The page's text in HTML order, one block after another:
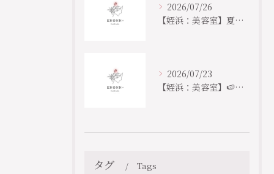
2026/07/26
【姪浜：美容室】夏のヘッドスパ始まっています
2026/07/23
【姪浜：美容室】🍉なつ！ナツ！夏！！！🎐
タグ Tags